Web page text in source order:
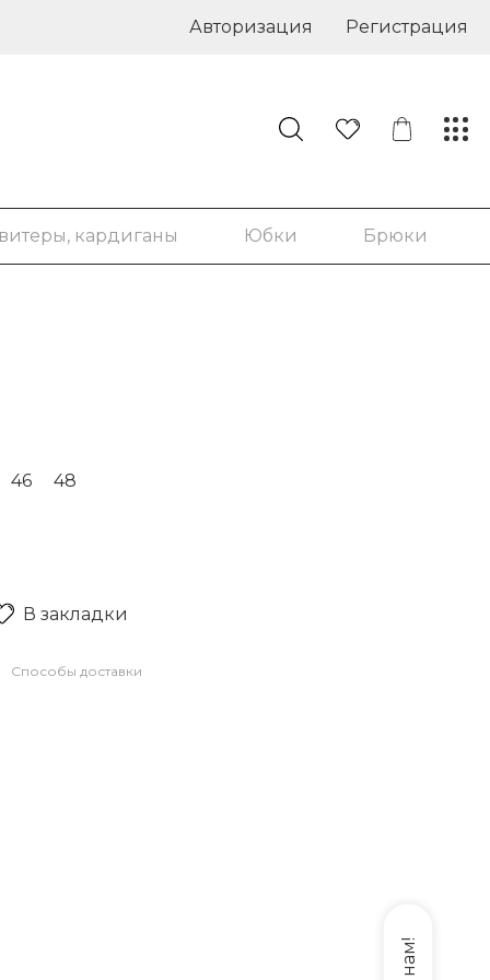
Авторизация Регистрация
кардиганы Юбки Брюки
46 48
В закладки
Способы доставки